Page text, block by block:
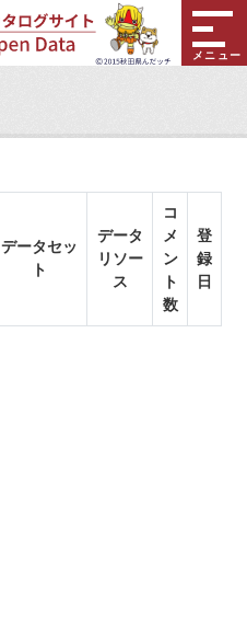
メニュー
データセッ
ト
データ
リソー
ス
コ
メ
ン
ト
数
登
録
日